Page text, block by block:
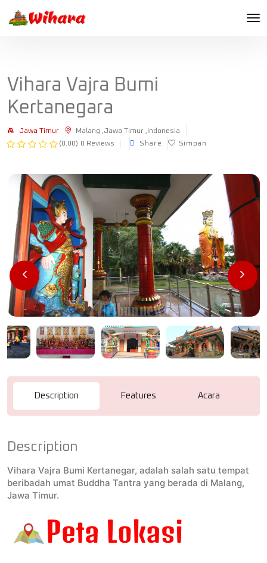
Vihara Vajra Bumi
Kertanegara
Jawa Timur
Malang ,Jawa Timur ,Indonesia
(0.00) 0 Reviews Share Simpan
Description Features Acara
Description
Vihara Vajra Bumi Kertanegar, adalah salah satu tempat
beribadah umat Buddha Tantra yang berada di Malang,
Jawa Timur.